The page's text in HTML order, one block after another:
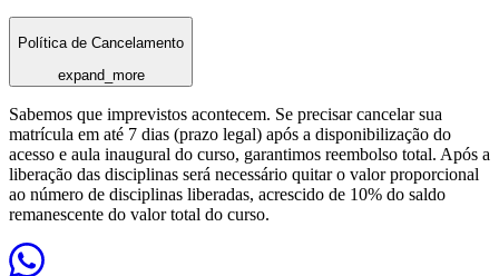
Política de Cancelamento
expand_more
Sabemos que imprevistos acontecem. Se precisar cancelar sua
matrícula em até 7 dias (prazo legal) após a disponibilização do
acesso e aula inaugural do curso, garantimos reembolso total. Após a
liberação das disciplinas será necessário quitar o valor proporcional
ao número de disciplinas liberadas, acrescido de 10% do saldo
remanescente do valor total do curso.